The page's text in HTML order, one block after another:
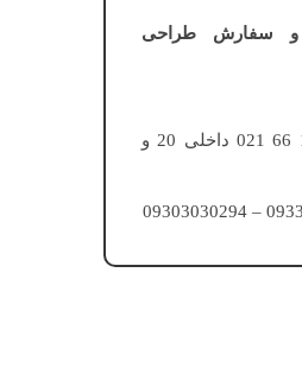
و سفارش طراحی
25 66 17 66 021 داخلی 20 و